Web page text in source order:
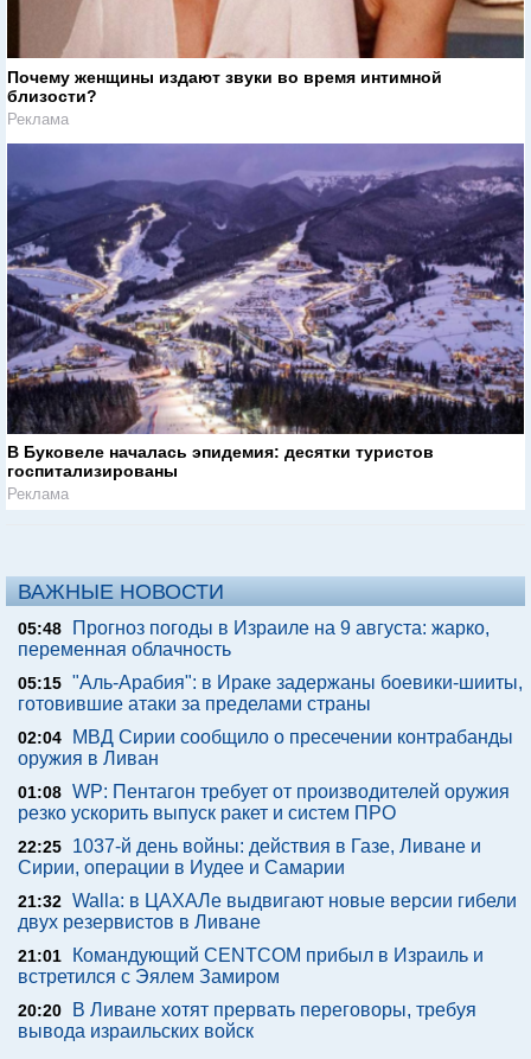
Почему женщины издают звуки во время интимной
близости?
Реклама
В Буковеле началась эпидемия: десятки туристов
госпитализированы
Реклама
ВАЖНЫЕ НОВОСТИ
05:48
Прогноз погоды в Израиле на 9 августа: жарко,
переменная облачность
05:15 "Аль-Арабия": в Ираке задержаны боевики-шииты,
готовившие атаки за пределами страны
02:04
МВД Сирии сообщило о пресечении контрабанды
оружия в Ливан
01:08 WP: Пентагон требует от производителей оружия
резко ускорить выпуск ракет и систем ПРО
22:25
1037-й день войны: действия в Газе, Ливане и
Сирии, операции в Иудее и Самарии
21:32 Walla: в ЦАХАЛе выдвигают новые версии гибели
двух резервистов в Ливане
21:01
Командующий CENTCOM прибыл в Израиль и
встретился с Эялем Замиром
20:20
В Ливане хотят прервать переговоры, требуя
вывода израильских войск